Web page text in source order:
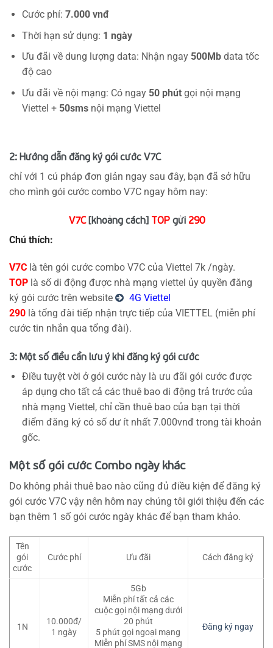
Cước phí: 7.000 vnđ
Thời hạn sử dụng: 1 ngày
Ưu đãi về dung lượng data: Nhận ngay 500Mbdata tốc
độ cao
Ưu đãi về nội mạng: Có ngay 50 phútgọi nội mạng
Viettel + 50smsnội mạng Viettel
2: Hướng dẫn đăng ký gói cước V7C
chỉ với 1 cú pháp đơn giản ngay sau đây, bạn đã sở hữu
cho mình gói cước combo V7C ngay hôm nay:
V7C[khoảng cách] TOPgửi 290
Chú thích:
V7C là tên gói cước combo V7C của Viettel 7k /ngày.
TOP là số di động được nhà mạng viettel ủy quyền đăng
ký gói cước trên website
4G Viettel
290 là tổng đài tiếp nhận trực tiếp của VIETTEL (miễn phí
cước tin nhắn qua tổng đài).
3: Một số điều cần lưu ý khi đăng ký gói cước
Điều tuyệt vời ở gói cước này là ưu đãi gói cước được
áp dụng cho tất cả các thuê bao di động trả trước của
nhà mạng Viettel, chỉ cần thuê bao của bạn tại thời
điểm đăng ký có số dư ít nhất 7.000vnđ trong tài khoản
gốc.
Một số gói cước Combo ngày khác
Do không phải thuê bao nào cũng đủ điều kiện để đăng ký
gói cước V7C vậy nên hôm nay chúng tôi giới thiệu đến các
bạn thêm 1 số gói cước ngày khác để bạn tham khảo.
Tên
gói
cước
Cước phí Ưu đãi Cách đăng ký
1N
10.000đ/
1 ngày
5Gb
Miễn phí tất cả các
cuộc gọi nội mạng dưới
20 phút
5 phút gọi ngoại mạng
Miễn phí SMS nội mạng
Đăng ký ngay